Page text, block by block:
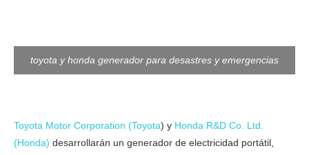
toyota y honda generador para desastres y emergencias
Toyota Motor Corporation (Toyota) y Honda R&D Co. Ltd.
(Honda) desarrollarán un generador de electricidad portátil,